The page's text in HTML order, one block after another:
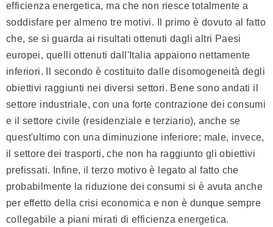
efficienza energetica, ma che non riesce totalmente a
soddisfare per almeno tre motivi. Il primo è dovuto al fatto
che, se si guarda ai risultati ottenuti dagli altri Paesi
europei, quelli ottenuti dall'Italia appaiono nettamente
inferiori. Il secondo è costituito dalle disomogeneità degli
obiettivi raggiunti nei diversi settori. Bene sono andati il
settore industriale, con una forte contrazione dei consumi
e il settore civile (residenziale e terziario), anche se
quest'ultimo con una diminuzione inferiore; male, invece,
il settore dei trasporti, che non ha raggiunto gli obiettivi
prefissati. Infine, il terzo motivo è legato al fatto che
probabilmente la riduzione dei consumi si è avuta anche
per effetto della crisi economica e non è dunque sempre
collegabile a piani mirati di efficienza energetica.